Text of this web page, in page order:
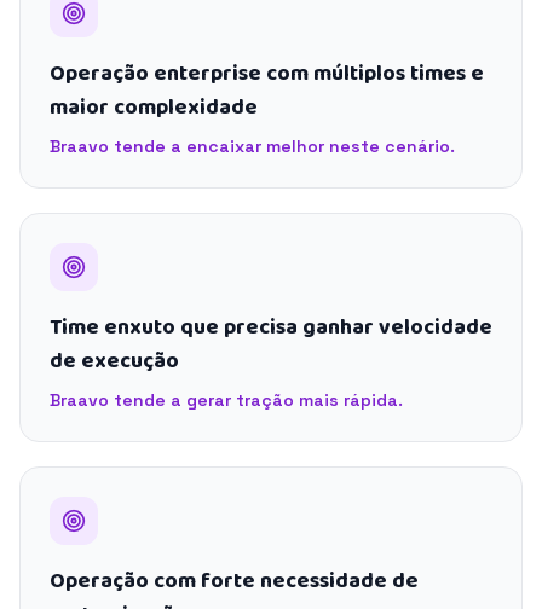
Operação enterprise com múltiplos times e
maior complexidade
Braavo tende a encaixar melhor neste cenário.
Time enxuto que precisa ganhar velocidade
de execução
Braavo tende a gerar tração mais rápida.
Operação com forte necessidade de